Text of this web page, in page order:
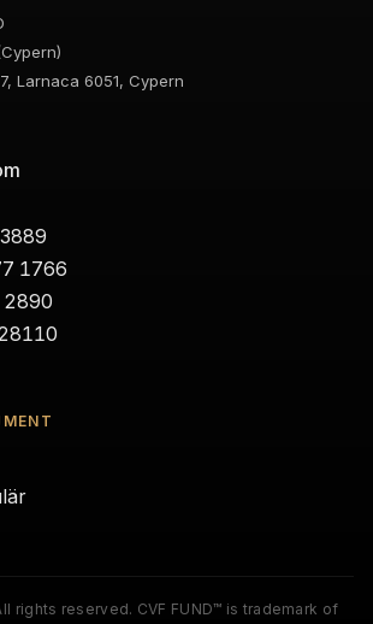
Larnaca 6051, Cypern
1766
rights reserved. CVF FUND™ is trademark of